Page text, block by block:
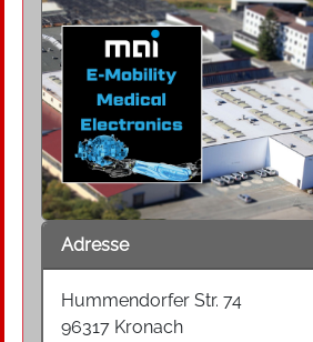
Adresse
Hummendorfer Str. 74
96317 Kronach